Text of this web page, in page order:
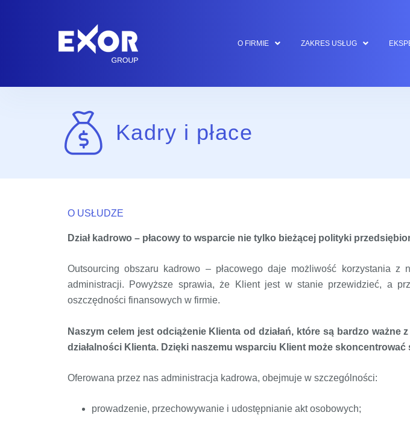
O FIRMIE ZAKRES USŁUG
Kadry i płace
O USŁUDZE
Dział kadrowo – płacowy to wsparcie nie tylko bieżącej polityki
Outsourcing obszaru kadrowo – płacowego daje możliwość korzystania
administracji. Powyższe sprawia, że Klient jest w stanie przewidzieć, a
oszczędności finansowych w firmie.
Naszym celem jest odciążenie Klienta od działań, które są bardzo
działalności Klienta. Dzięki naszemu wsparciu Klient może
Oferowana przez nas administracja kadrowa, obejmuje w szczególności:
prowadzenie, przechowywanie i udostępnianie akt osobowych;